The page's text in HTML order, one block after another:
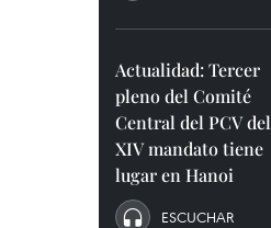
Actualidad: Tercer
pleno del Comité
Central del PCV del
XIV mandato tiene
lugar en Hanoi
ESCUCHAR